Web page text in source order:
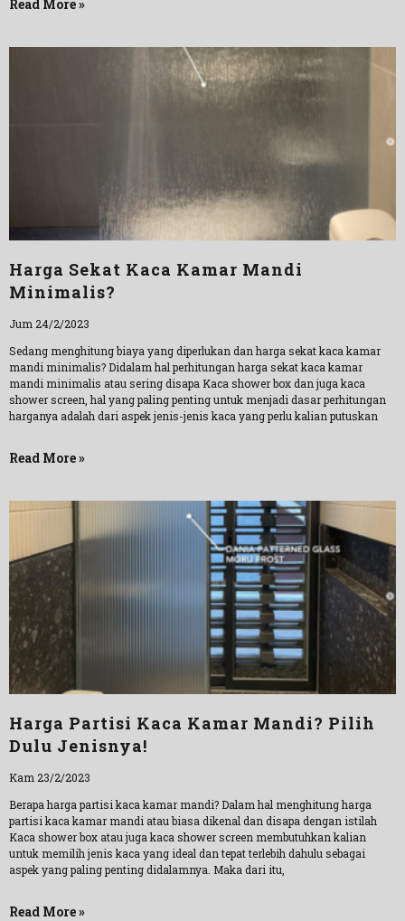
Read More »
Harga Sekat Kaca Kamar Mandi
Minimalis?
Jum 24/2/2023
Sedang menghitung biaya yang diperlukan dan harga sekat kaca kamar
mandi minimalis? Didalam hal perhitungan harga sekat kaca kamar
mandi minimalis atau sering disapa Kaca shower box dan juga kaca
shower screen, hal yang paling penting untuk menjadi dasar perhitungan
harganya adalah dari aspek jenis-jenis kaca yang perlu kalian putuskan
Read More »
Harga Partisi Kaca Kamar Mandi? Pilih
Dulu Jenisnya!
Kam 23/2/2023
Berapa harga partisi kaca kamar mandi? Dalam hal menghitung harga
partisi kaca kamar mandi atau biasa dikenal dan disapa dengan istilah
Kaca shower box atau juga kaca shower screen membutuhkan kalian
untuk memilih jenis kaca yang ideal dan tepat terlebih dahulu sebagai
aspek yang paling penting didalamnya. Maka dari itu,
Read More »